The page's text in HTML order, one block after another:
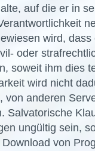
auf die er in
wird,
oder
soweit ihm dies
wird nicht
von anderen
Salvatorische
ungültig sein,
von